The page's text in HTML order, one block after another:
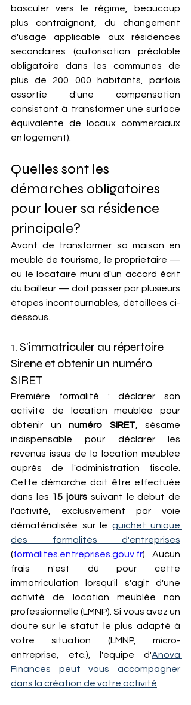
basculer vers le régime, beaucoup
plus contraignant, du changement
d'usage applicable aux résidences
secondaires (autorisation préalable
obligatoire dans les communes de
plus de 200 000 habitants, parfois
assortie d'une compensation
consistant à transformer une surface
équivalente de locaux commerciaux
en logement).
Quelles sont les
démarches obligatoires
pour louer sa résidence
principale?
Avant de transformer sa maison en
meublé de tourisme, le propriétaire —
ou le locataire muni d'un accord écrit
du bailleur — doit passer par plusieurs
étapes incontournables, détaillées ci-
dessous.
1. S'immatriculer au répertoire
Sirene et obtenir un numéro
SIRET
Première formalité : déclarer son
activité de location meublée pour
obtenir un numéro SIRET, sésame
indispensable pour déclarer les
revenus issus de la location meublée
auprès de l'administration fiscale.
Cette démarche doit être effectuée
dans les 15 jours suivant le début de
l'activité, exclusivement par voie
dématérialisée sur le guichet unique
des formalités d'entreprises
(formalites.entreprises.gouv.fr). Aucun
frais n'est dû pour cette
immatriculation lorsqu'il s'agit d'une
activité de location meublée non
professionnelle (LMNP). Si vous avez un
doute sur le statut le plus adapté à
votre situation (LMNP, micro-
entreprise, etc.), l'équipe d'Anova
Finances peut vous accompagner
dans la création de votre activité